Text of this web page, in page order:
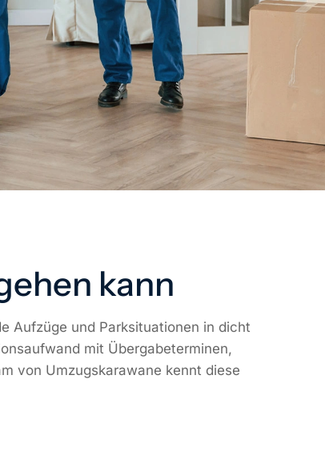
kann
Aufzüge und Parksituationen in dicht
mit Übergabeterminen,
von Umzugskarawane kennt diese